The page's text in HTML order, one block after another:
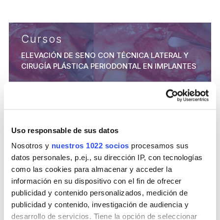
Uso responsable de sus datos
Nosotros y nuestros 1022 socios procesamos sus
datos personales, p.ej., su dirección IP, con tecnologías
como las cookies para almacenar y acceder la
información en su dispositivo con el fin de ofrecer
publicidad y contenido personalizados, medición de
publicidad y contenido, investigación de audiencia y
desarrollo de servicios. Tiene la opción de seleccionar
Cursos
ELEVACIÓN DE SENO CON TÉCNICA LATERAL Y
CIRUGÍA PLÁSTICA PERIODONTAL EN IMPLANTES
TEÓRICO PRÁCTICO DR. MARGITIC
22 y 23 de abril de 2027